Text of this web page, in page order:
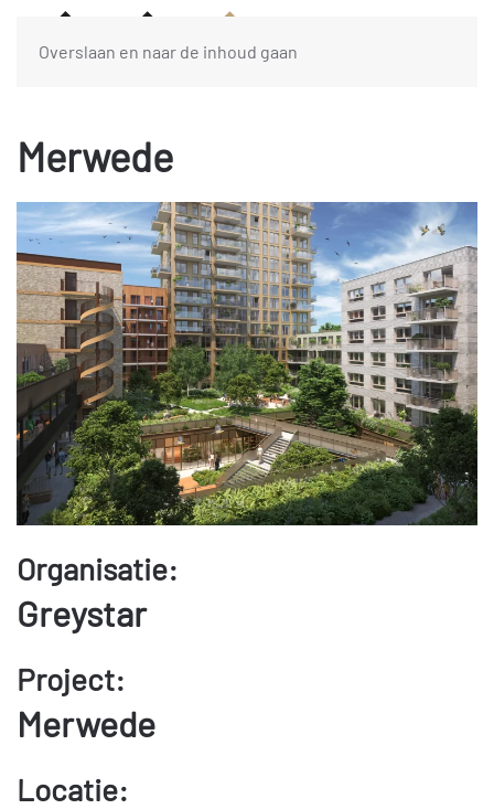
Overslaan en naar de inhoud gaan
Merwede
Organisatie:
Greystar
Project:
Merwede
Locatie: